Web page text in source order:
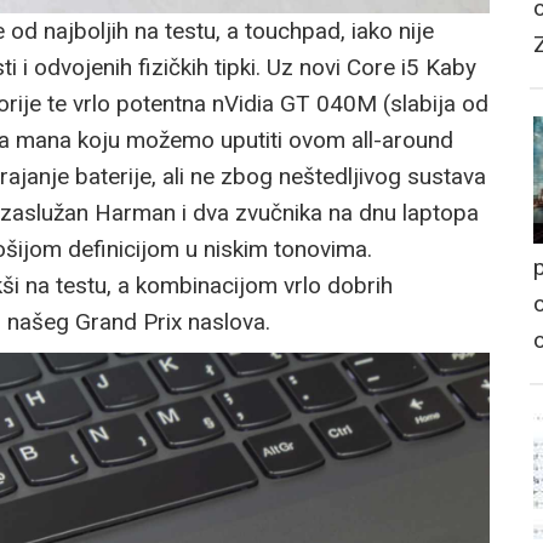
najboljih na testu, a touchpad, iako nije
i odvojenih fizičkih tipki. Uz novi Core i5 Kaby
te vrlo potentna nVidia GT 040M (slabija od
mana koju možemo uputiti ovom all-around
baterije, ali ne zbog neštedljivog sustava
Harman i dva zvučnika na dnu laptopa
definicijom u niskim tonovima.
na testu, a kombinacijom vrlo dobrih
Grand Prix naslova.